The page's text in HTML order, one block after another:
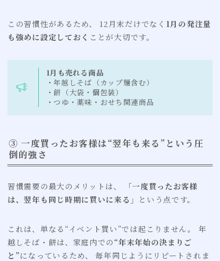
この習慣性があるため、 12月末だけでなく 1月の発注量
も強めに設定しておく ことが大切です。
1月も売れる商品
・年越しそば（カップ麺含む）
・餅（大袋・個包装）
・つゆ・薬味・おせち関連商品
③ 一度買ったお客様は“翌年も来る”という圧
倒的強さ
習慣需要の最大のメリットは、
「一度買ったお客様
は、翌年も同じ時期に買いに来る」
という点です。
これは、単なる“イベント買い”では起こりません。 年
越しそば・餅は、家庭内での“年末年始の決まりご
と”になっているため、 毎年同じようにリピートされま